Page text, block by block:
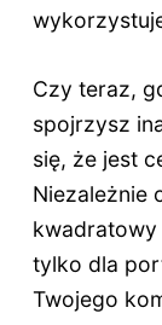
Czy teraz,
spojrzysz
się, że jest
Niezależnie
kwadratowy
tylko dla
Twojego